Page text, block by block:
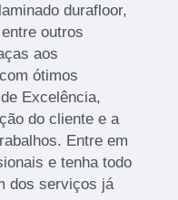
durafloor,
outros
aos
ótimos
Excelência,
do cliente e a
Entre em
e tenha todo
dos serviços já